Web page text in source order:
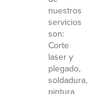
nuestros
servicios
son:
Corte
laser y
plegado,
soldadura,